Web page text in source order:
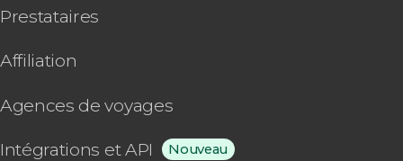
Prestataires
Affiliation
Agences de voyages
Intégrations et API Nouveau